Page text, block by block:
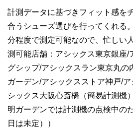
計測データに基づきフィット感を
合うシューズ選びを行ってくれる
分程度で測定可能なので、忙しい
測可能店舗：アシックス東京銀座/
グシップ/アシックスラン東京丸の
ガーデン/アシックスストア神戸/
シックス大阪心斎橋（簡易計測機
明ガーデンでは計測機の点検中の
日は未定））